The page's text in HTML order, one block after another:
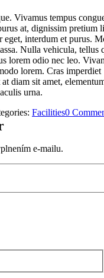
Vivamus tempus
at, dignissim pretium
eget, interdum et purus.
Nulla vehicula, tellus
lorem odio nec leo.
lorem. Cras imperdiet
diam sit amet,
urna.
Facilities0
e-mailu.